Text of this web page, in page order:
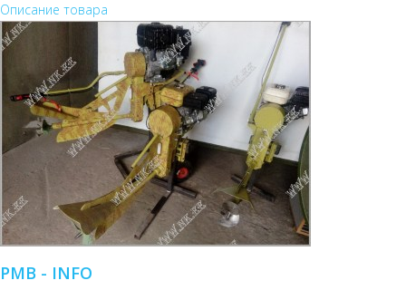
Описание товара
PMB - INFO